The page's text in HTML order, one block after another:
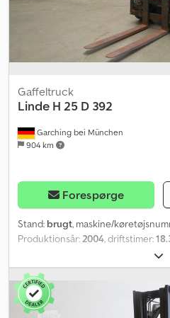
Garching bei München
904 km
Gaffeltruck
Linde H 25 D 392
Forespørge
Stand: brugt, maskine/
Produktionsår: 2004 , driftstimer:
, fri løftehøjde:
mm, mastetype:simplex,
gaffellængde:
,
bagdækseldimension:
23x9-10,
2.680 mm
2.675